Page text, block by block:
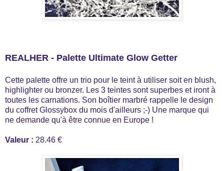
REALHER - Palette Ultimate Glow Getter
Cette palette offre un trio pour le teint à utiliser soit en blush,
highlighter ou bronzer. Les 3 teintes sont superbes et iront à
toutes les carnations. Son boîtier marbré rappelle le design
du coffret Glossybox du mois d'ailleurs ;-) Une marque qui
ne demande qu'à être connue en Europe !
Valeur : 28.46 €